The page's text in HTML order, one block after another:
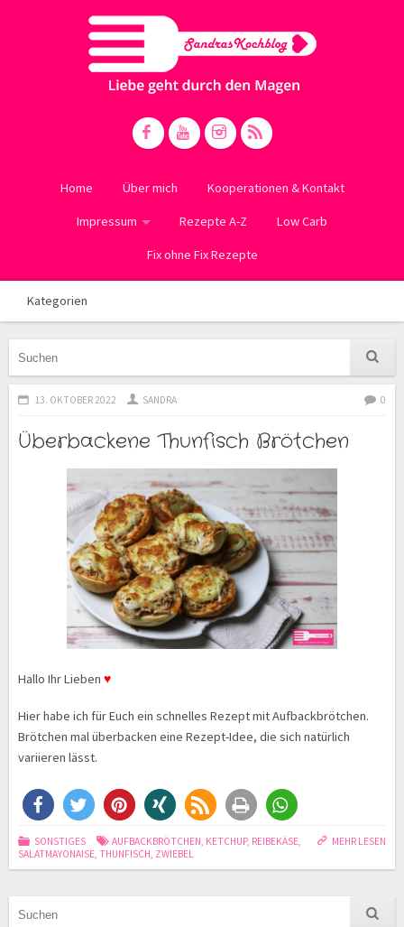
Home Über mich Kooperationen & Kontakt
Impressum Rezepte A-Z Low Carb
Fix ohne Fix Rezepte
Kategorien
13. OKTOBER 2022 SANDRA 0
Überbackene Thunfisch Brötchen
Hallo Ihr Lieben ♥
Hier habe ich für Euch ein schnelles Rezept mit Aufbackbrötchen.
Brötchen mal überbacken eine Rezept-Idee, die sich natürlich
variieren lässt.
MEHR LESEN
SONSTIGES AUFBACKBRÖTCHEN, KETCHUP, REIBEKÄSE,
SALATMAYONAISE, THUNFISCH, ZWIEBEL